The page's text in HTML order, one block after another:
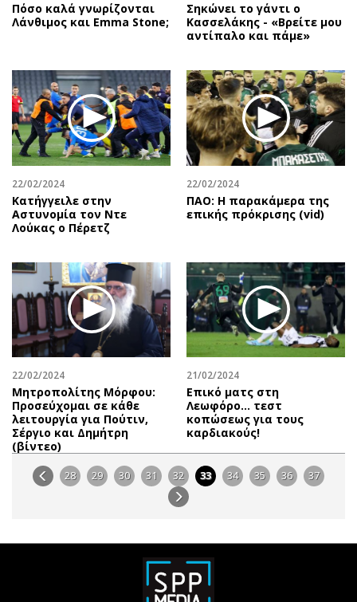
Πόσο καλά γνωρίζονται
Λάνθιμος και Emma Stone;
Σηκώνει το γάντι ο
Κασσελάκης - «Βρείτε μου
αντίπαλο και πάμε»
22/02/2024
Κατήγγειλε στην
Αστυνομία τον Ντε
Λούκας ο Πέρετζ
22/02/2024
ΠΑΟ: Η παρακάμερα της
επικής πρόκρισης (vid)
22/02/2024
Μητροπολίτης Μόρφου:
Προσεύχομαι σε κάθε
λειτουργία για Πούτιν,
Σέργιο και Δημήτρη
(βίντεο)
21/02/2024
Επικό ματς στη
Λεωφόρο… τεστ
κοπώσεως για τους
καρδιακούς!
28 29 30 31 32 33 34 35 36 37